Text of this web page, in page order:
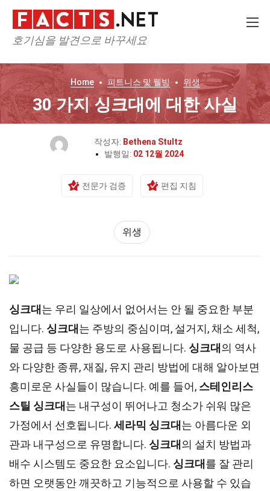
호기심을 발견으로 바꾸세요
Home 피트니스 및 웰빙 위생
30 가지 싱크대에 대한 사실
작성자: Bethena Stultz
발행일: 02 12월 2024
전문가 검증 편집 지침
위생
싱크대 는 우리 일상에서 없어서는 안 될 중요한 부분
입니다. 싱크대 는 주방의 중심이며, 설거지, 채소 세척,
물 공급 등 다양한 용도로 사용됩니다. 싱크대 의 역사
와 다양한 종류, 재질, 유지 관리 방법에 대해 알아보면
흥미로운 사실들이 많습니다. 예를 들어, 스테인리스
스틸 싱크대 는 내구성이 뛰어나고 청소가 쉬워 많은
가정에서 선호됩니다. 세라믹 싱크대 는 아름다운 외
관과 내구성으로 유명합니다. 싱크대 의 설치 방법과
배수 시스템도 중요한 요소입니다. 싱크대 를 잘 관리
하면 오랫동안 깨끗하고 기능적으로 사용할 수 있습